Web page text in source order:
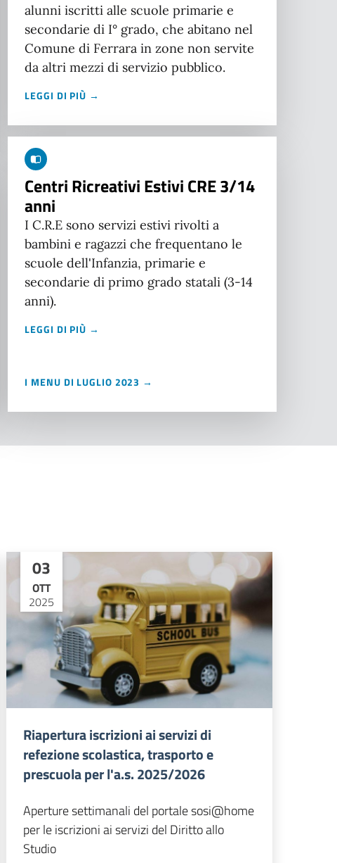
alunni iscritti alle scuole primarie e
secondarie di I° grado, che abitano nel
Comune di Ferrara in zone non servite
da altri mezzi di servizio pubblico.
LEGGI DI PIÙ →
Centri Ricreativi Estivi CRE 3/14
anni
I C.R.E sono servizi estivi rivolti a
bambini e ragazzi che frequentano le
scuole dell'Infanzia, primarie e
secondarie di primo grado statali (3-14
anni).
LEGGI DI PIÙ →
I MENU DI LUGLIO 2023 →
03
OTT
2025
Riapertura iscrizioni ai servizi di
refezione scolastica, trasporto e
prescuola per l'a.s. 2025/2026
Aperture settimanali del portale sosi@home
per le iscrizioni ai servizi del Diritto allo
Studio